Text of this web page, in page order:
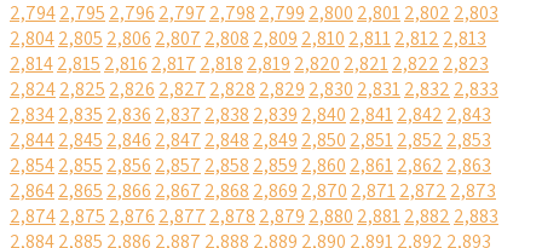
2,7942,795 2,796 2,797 2,798 2,799 2,800 2,8012,802 2,803
2,8042,805 2,806 2,807 2,808 2,809 2,810 2,8112,812 2,813
2,8142,815 2,816 2,817 2,818 2,819 2,820 2,8212,822 2,823
2,8242,825 2,826 2,827 2,828 2,829 2,830 2,8312,832 2,833
2,8342,835 2,836 2,837 2,838 2,839 2,840 2,8412,842 2,843
2,8442,845 2,846 2,847 2,848 2,849 2,850 2,8512,852 2,853
2,8542,855 2,856 2,857 2,858 2,859 2,860 2,8612,862 2,863
2,8642,865 2,866 2,867 2,868 2,869 2,870 2,8712,872 2,873
2,8742,875 2,876 2,877 2,878 2,879 2,880 2,8812,882 2,883
2,8842,885 2,886 2,887 2,888 2,889 2,890 2,8912,892 2,893